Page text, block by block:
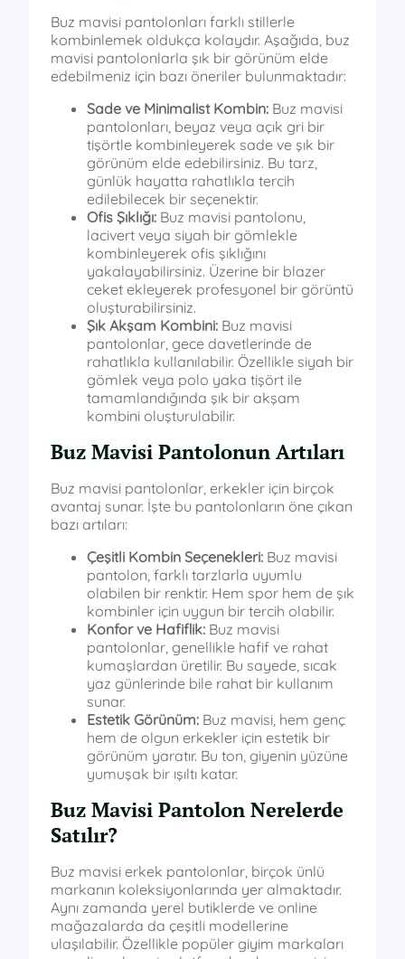
Buz mavisi pantolonları farklı stillerle
kombinlemek oldukça kolaydır. Aşağıda, buz
mavisi pantolonlarla şık bir görünüm elde
edebilmeniz için bazı öneriler bulunmaktadır:
Sade ve Minimalist Kombin: Buz mavisi
pantolonları, beyaz veya açık gri bir
tişörtle kombinleyerek sade ve şık bir
görünüm elde edebilirsiniz. Bu tarz,
günlük hayatta rahatlıkla tercih
edilebilecek bir seçenektir.
Ofis Şıklığı: Buz mavisi pantolonu,
lacivert veya siyah bir gömlekle
kombinleyerek ofis şıklığını
yakalayabilirsiniz. Üzerine bir blazer
ceket ekleyerek profesyonel bir görüntü
oluşturabilirsiniz.
Şık Akşam Kombini: Buz mavisi
pantolonlar, gece davetlerinde de
rahatlıkla kullanılabilir. Özellikle siyah bir
gömlek veya polo yaka tişört ile
tamamlandığında şık bir akşam
kombini oluşturulabilir.
Buz Mavisi Pantolonun Artıları
Buz mavisi pantolonlar, erkekler için birçok
avantaj sunar. İşte bu pantolonların öne çıkan
bazı artıları:
Çeşitli Kombin Seçenekleri: Buz mavisi
pantolon, farklı tarzlarla uyumlu
olabilen bir renktir. Hem spor hem de şık
kombinler için uygun bir tercih olabilir.
Konfor ve Hafiflik: Buz mavisi
pantolonlar, genellikle hafif ve rahat
kumaşlardan üretilir. Bu sayede, sıcak
yaz günlerinde bile rahat bir kullanım
sunar.
Estetik Görünüm: Buz mavisi, hem genç
hem de olgun erkekler için estetik bir
görünüm yaratır. Bu ton, giyenin yüzüne
yumuşak bir ışıltı katar.
Buz Mavisi Pantolon Nerelerde
Satılır?
Buz mavisi erkek pantolonlar, birçok ünlü
markanın koleksiyonlarında yer almaktadır.
Aynı zamanda yerel butiklerde ve online
mağazalarda da çeşitli modellerine
ulaşılabilir. Özellikle popüler giyim markaları